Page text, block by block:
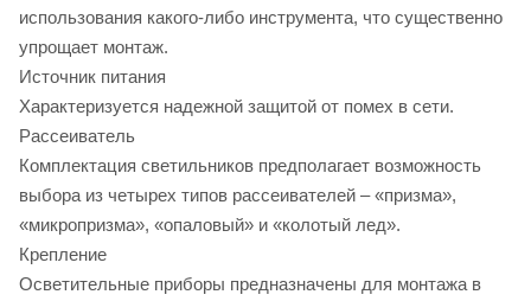
использования какого-либо инструмента, что существенно
упрощает монтаж.
Источник питания
Характеризуется надежной защитой от помех в сети.
Рассеиватель
Комплектация светильников предполагает возможность
выбора из четырех типов рассеивателей – «призма»,
«микропризма», «опаловый» и «колотый лед».
Крепление
Осветительные приборы предназначены для монтажа в